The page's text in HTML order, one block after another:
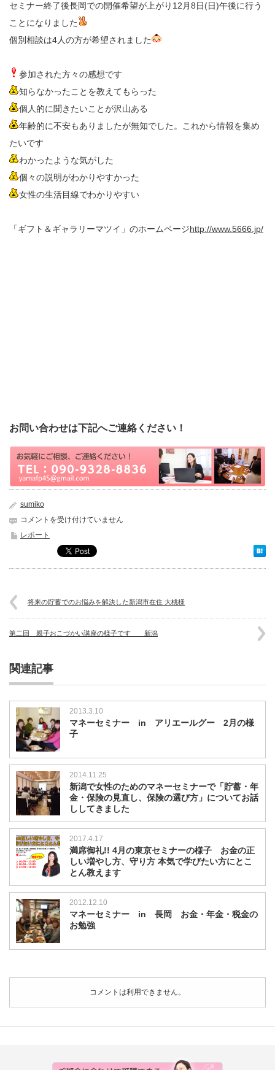
セミナー終了後長岡での開催希望が上がり12月8日(日)午後に行う
ことになりました
個別相談は4人の方が希望されました
参加された方々の感想です
知らなかったことを教えてもらった
個人的に聞きたいことが沢山ある
年齢的に不安もありましたが無知でした。これから情報を集め
たいです
わかったような気がした
個々の説明がわかりやすかった
女性の生活目線でわかりやすい
「ギフト＆ギャラリーマツイ」のホームページhttp://www.5666.jp/
お問い合わせは下記へご連絡ください！
sumiko
新
潟
て
ー
セ
ー
行
い
ま
し
た
は
コメントを受け付けていません
レポート
将来の貯蓄でのお悩みを解決した新潟市在住 大桃様
第二回 親子おこづかい講座の様子です 新潟
関連記事
2013.3.10
マネーセミナー in アリエールグー 2月の様
子
2014.11.25
新潟で女性のためのマネーセミナーで「貯蓄・年
金・保険の見直し、保険の選び方」についてお話
ししてきました
2017.4.17
満席御礼!! 4月の東京セミナーの様子 お金の正
しい増やし方、守り方 本気で学びたい方にとこ
とん教えます
2012.12.10
マネーセミナー in 長岡 お金・年金・税金の
お勉強
コメントは利用できません。